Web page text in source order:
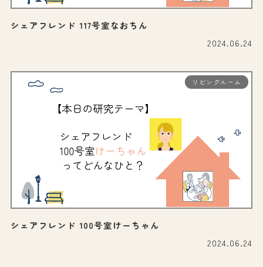
シェアフレンド 117号室なおちん
2024.06.24
リビングルーム
シェアフレンド 100号室けーちゃん
2024.06.24